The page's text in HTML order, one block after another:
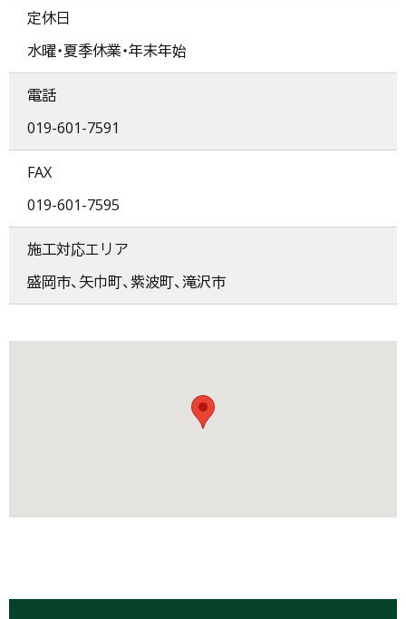
定休日
水曜・夏季休業・年末年始
電話
019-601-7591
FAX
019-601-7595
施工対応エリア
盛岡市、矢巾町、紫波町、滝沢市